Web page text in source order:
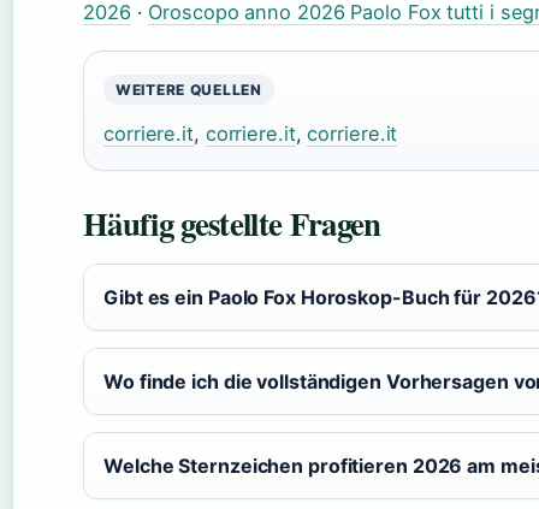
2026 · Oroscopo anno 2026 Paolo Fox tutti i
WEITERE QUELLEN
corriere.it, corriere.it,corriere.it
Häufig gestellte Fragen
Gibt es ein Paolo Fox Horoskop-Buch für
Wo finde ich die vollständigen Vorhersagen
Welche Sternzeichen profitieren 2026 am